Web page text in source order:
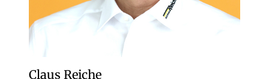
Claus Reiche